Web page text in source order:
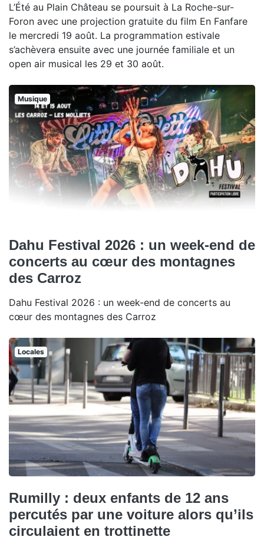
L’Été au Plain Château se poursuit à La Roche-sur-
Foron avec une projection gratuite du film En Fanfare
le mercredi 19 août. La programmation estivale
s’achèvera ensuite avec une journée familiale et un
open air musical les 29 et 30 août.
Musique
Dahu Festival 2026 : un week-end de
concerts au cœur des montagnes
des Carroz
Dahu Festival 2026 : un week-end de concerts au
cœur des montagnes des Carroz
Locales
Rumilly : deux enfants de 12 ans
percutés par une voiture alors qu’ils
circulaient en trottinette